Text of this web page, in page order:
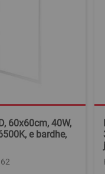
60x60cm, 40W,
e bardhe,